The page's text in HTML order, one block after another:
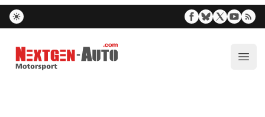
Nextgen-Auto.com